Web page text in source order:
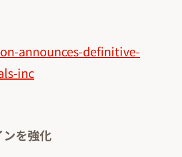
announces-definitive-
inc
を強化